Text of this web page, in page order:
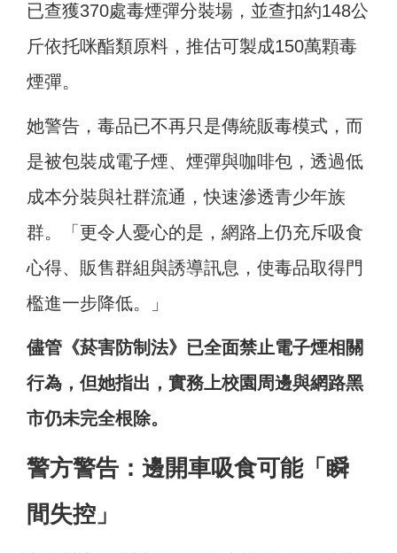
已查獲370處毒煙彈分裝場，並查扣約148公
斤依托咪酯類原料，推估可製成150萬顆毒
煙彈。
她警告，毒品已不再只是傳統販毒模式，而
是被包裝成電子煙、煙彈與咖啡包，透過低
成本分裝與社群流通，快速滲透青少年族
群。「更令人憂心的是，網路上仍充斥吸食
心得、販售群組與誘導訊息，使毒品取得門
檻進一步降低。」
儘管《菸害防制法》已全面禁止電子煙相關
行為，但她指出，實務上校園周邊與網路黑
市仍未完全根除。
警方警告：邊開車吸食可能「瞬
間失控」